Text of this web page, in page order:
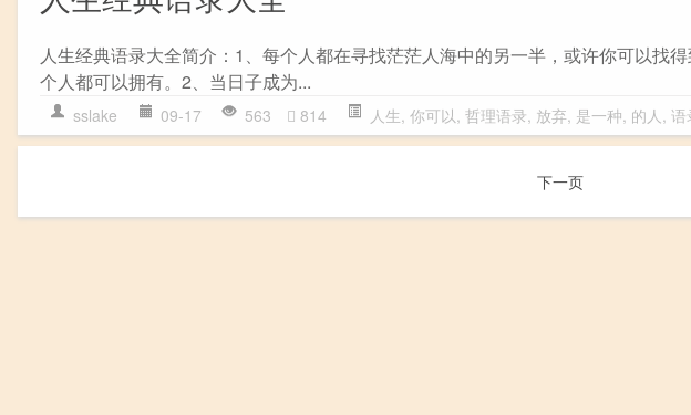
人生经典语录大全简介：1、每个人都在寻找茫茫人海中的另一半，或许你可以找
个人都可以拥有。2、当日子成为...
sslake 09-17 563 814 人生, 你可以, 哲理语录, 放弃, 是一种, 的人 , 语
下一页